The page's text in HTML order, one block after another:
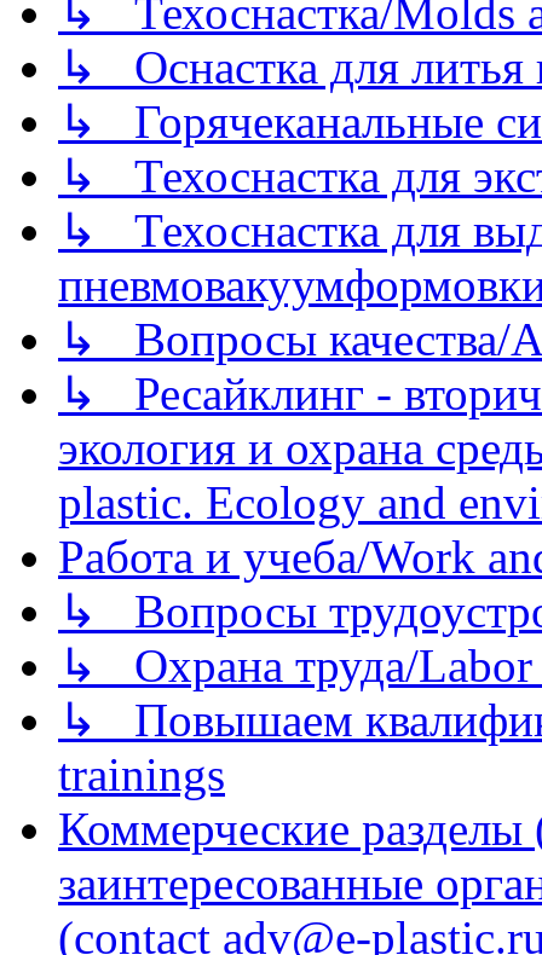
↳ Техоснастка/Molds
↳ Оснастка для литья
↳ Горячеканальные
↳ Техоснастка для
↳ Техоснастка для
↳ Вопросы качества/
↳ Ресайклинг -
экология и охрана
plastic. Ecology and
Работа и учеба/Work
↳ Вопросы
↳ Охрана труда/Labor
↳ Повышаем
trainings
Коммерческие
заинтересованные
(contact adv@e-